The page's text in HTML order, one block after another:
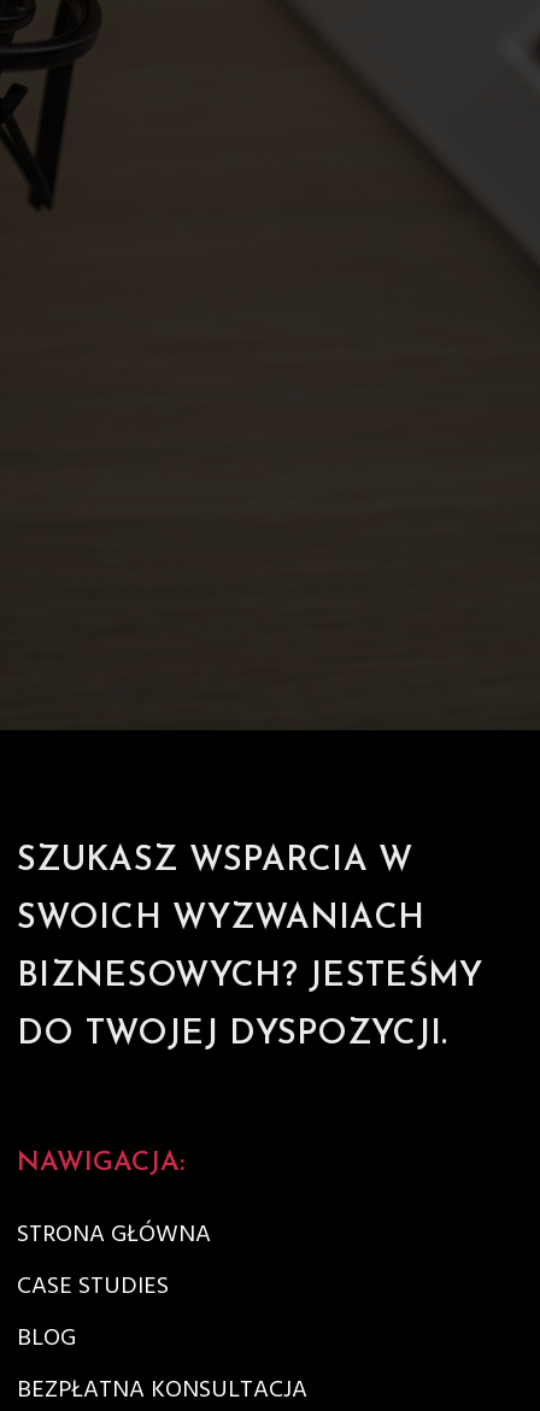
SZUKASZ WSPARCIA W
SWOICH WYZWANIACH
BIZNESOWYCH? JESTEŚMY
DO TWOJEJ DYSPOZYCJI.
NAWIGACJA:
STRONA GŁÓWNA
CASE STUDIES
BLOG
BEZPŁATNA KONSULTACJA